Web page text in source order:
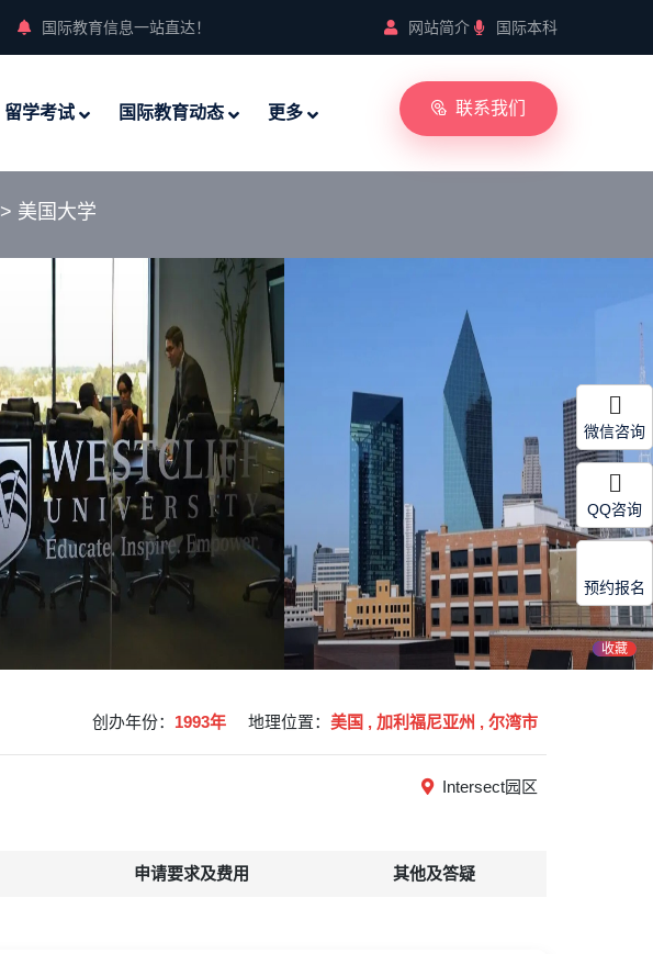
国际教育信息一站直达！ 网站简介 国际本科
留学考试 国际教育动态 更多 联系我们
> 美国大学
收藏
创办年份： 1993年 地理位置： 美国 , 加利福尼亚州 , 尔湾市
Intersect园区
申请要求及费用 其他及答疑
微信咨询
QQ咨询
预约报名